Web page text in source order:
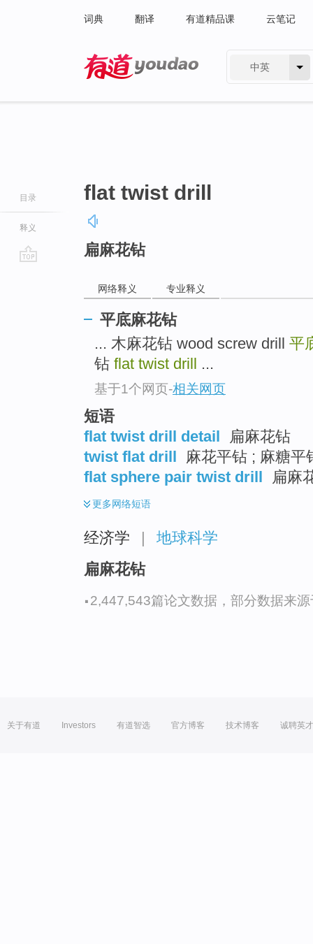
词典 翻译 有道精品课 云笔记
中英
目录
释义
flat twist drill
扁麻花钻
网络释义 专业释义
平底麻花钻
... 木麻花钻 wood screw drill 平
钻 flat twist drill ...
基于1个网页-相关网页
短语
flat twist drill detail
扁麻花钻
twist flat drill
麻花平钻 ; 麻糖平
flat sphere pair twist drill
扁麻
更多网络短语
经济学 |
地球科学
扁麻花钻
·2,447,543篇论文数据，部分数据来
关于有道 Investors 有道智选 官方博客 技术博客 诚聘英才